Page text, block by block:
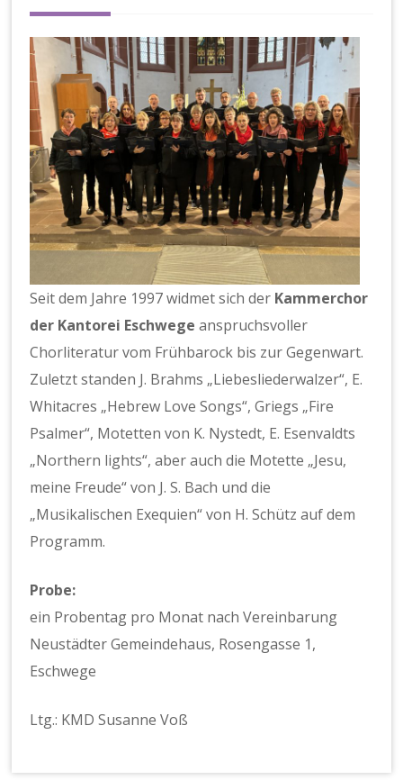
g
e
Seit dem Jahre 1997 widmet sich der Kammerchor
der Kantorei Eschwegeanspruchsvoller
Chorliteratur vom Frühbarock bis zur Gegenwart.
Zuletzt standen J. Brahms „Liebesliederwalzer“, E.
Whitacres „Hebrew Love Songs“, Griegs „Fire
Psalmer“, Motetten von K. Nystedt, E. Esenvaldts
„Northern lights“, aber auch die Motette „Jesu,
meine Freude“ von J. S. Bach und die
„Musikalischen Exequien“ von H. Schütz auf dem
Programm.
Probe:
ein Probentag pro Monat nach Vereinbarung
Neustädter Gemeindehaus, Rosengasse 1,
Eschwege
Ltg.: KMD Susanne Voß